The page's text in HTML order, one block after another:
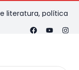
política e cultura